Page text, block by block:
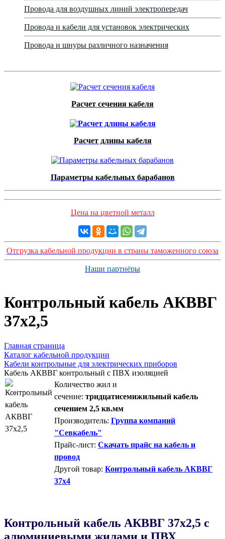
Провода для воздушных линий электропередач
Провода и кабели для установок электрических
Провода и шнуры различного назначения
Расчет сечения кабеля
Расчет длины кабеля
Параметры кабельных барабанов
Цена на цветной металл
Отгрузка кабельной продукции в страны таможенного союза
Наши партнёры
Контрольный кабель AКВВГ
37х2,5
Главная страница
Каталог кабельной продукции
Кабели контрольные для электрических приборов
Кабель АКВВГ контрольный с ПВХ изоляцией
Количество жил и
сечение: тридцатисемижильный кабель
сечением 2,5 кв.мм
Производитель: Группа компаний
"Севкабель"
Прайс-лист: Скачать прайс на кабель и
провод
Другой товар: Контрольный кабель АКВВГ
37х4
Контрольный кабель AКВВГ 37х2,5 с
алюминиевыми жилами и ПВХ